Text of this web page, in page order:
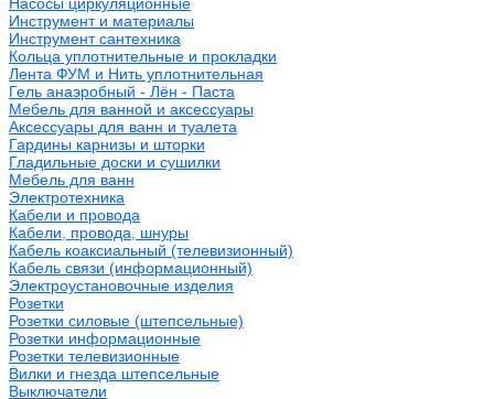
Инструмент и материалы
Инструмент сантехника
Кольца уплотнительные и прокладки
Лента ФУМ и Нить уплотнительная
Гель анаэробный - Лён - Паста
Мебель для ванной и аксессуары
Аксессуары для ванн и туалета
Гардины карнизы и шторки
Гладильные доски и сушилки
Мебель для ванн
Электротехника
Кабели и провода
Кабели, провода, шнуры
Кабель коаксиальный (телевизионный)
Кабель связи (информационный)
Электроустановочные изделия
Розетки
Розетки силовые (штепсельные)
Розетки информационные
Розетки телевизионные
Вилки и гнезда штепсельные
Выключатели